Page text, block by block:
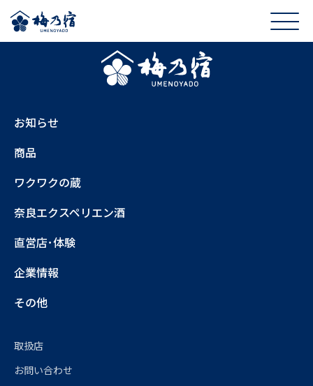
お知らせ
商品
ワクワクの蔵
奈良エクスペリエン酒
直営店･体験
企業情報
その他
取扱店
お問い合わせ